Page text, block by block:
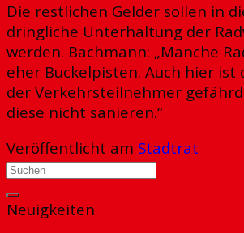
Die restlichen Gelder sollen in
dringliche Unterhaltung der
werden. Bachmann: „Manche
eher Buckelpisten. Auch hier ist
der Verkehrsteilnehmer
diese nicht sanieren.“
Veröffentlicht am Stadtrat
Neuigkeiten